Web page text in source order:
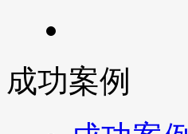
成功案例